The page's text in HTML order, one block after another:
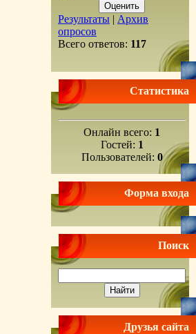
Результаты | Архив
опросов
Всего ответов: 117
Статистика
Онлайн всего: 1
Гостей: 1
Пользователей: 0
Форма входа
Поиск
Друзья сайта